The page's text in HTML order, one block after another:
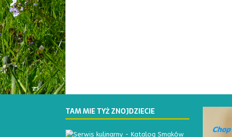
TAM MIE TYŻ ZNOJDZIECIE